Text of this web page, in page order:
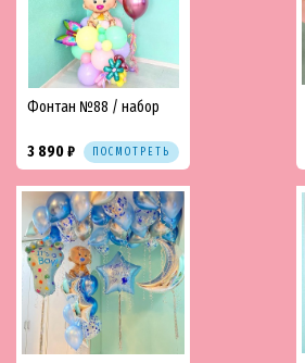
Фонтан №88 / набор
3 890 ₽ ПОСМОТРЕТЬ